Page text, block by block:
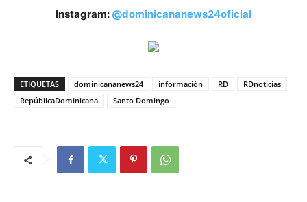
Instagram: @dominicananews24oficial
ETIQUETAS dominicananews24 información RD
RDnoticias
RepúblicaDominicana
Santo Domingo